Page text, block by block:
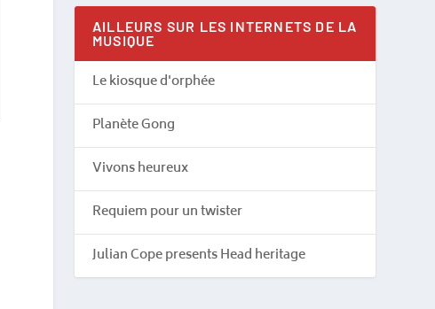
AILLEURS SUR LES INTERNETS DE LA
MUSIQUE
Le kiosque d'orphée
Planète Gong
Vivons heureux
Requiem pour un twister
Julian Cope presents Head heritage